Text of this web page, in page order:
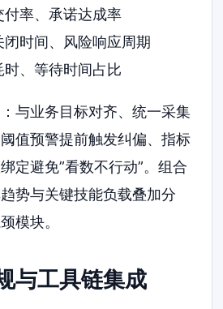
付率、承诺达成率
闭时间、风险响应周期
时、等待时间占比
与业务目标对齐、统一采集
值预警提前触发纠偏、指标
定避免”看数不行动”。组合
势与关键技能负载叠加分
模块。
与工具链集成